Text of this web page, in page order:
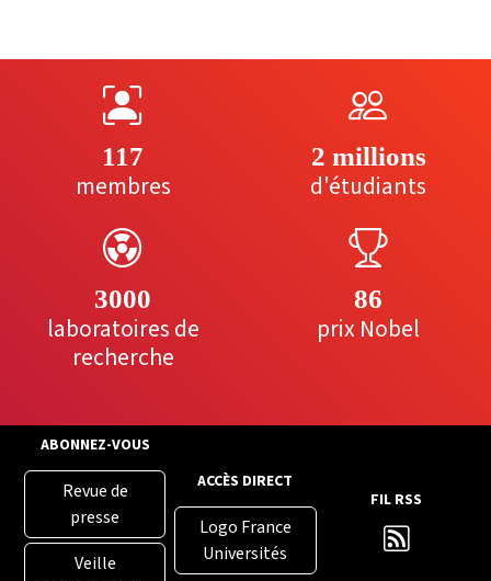
117
membres
2 millions
d'étudiants
3000
laboratoires de
recherche
86
prix Nobel
ABONNEZ-VOUS
Revue de
presse
Veille
ACCÈS DIRECT
Logo France
Universités
FIL RSS